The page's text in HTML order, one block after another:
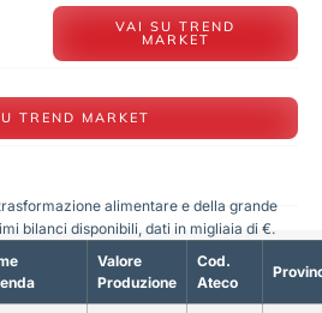
VAI SU TREND
MARKET
TREND MARKET
Valore
Produzione
Cod.
Ateco
alimentare e della grande
bilanci disponibili, dati in migliaia di €.